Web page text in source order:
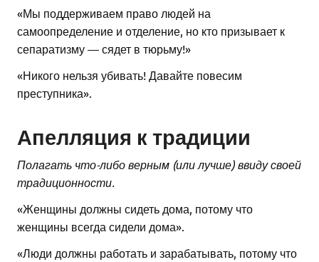
«Мы поддерживаем право людей на
самоопределение и отделение, но кто призывает к
сепаратизму — сядет в тюрьму!»
«Никого нельзя убивать! Давайте повесим
преступника».
Апелляция к традиции
Полагать что-либо верным (или лучше) ввиду своей
традиционности.
«Женщины должны сидеть дома, потому что
женщины всегда сидели дома».
«Люди должны работать и зарабатывать, потому что